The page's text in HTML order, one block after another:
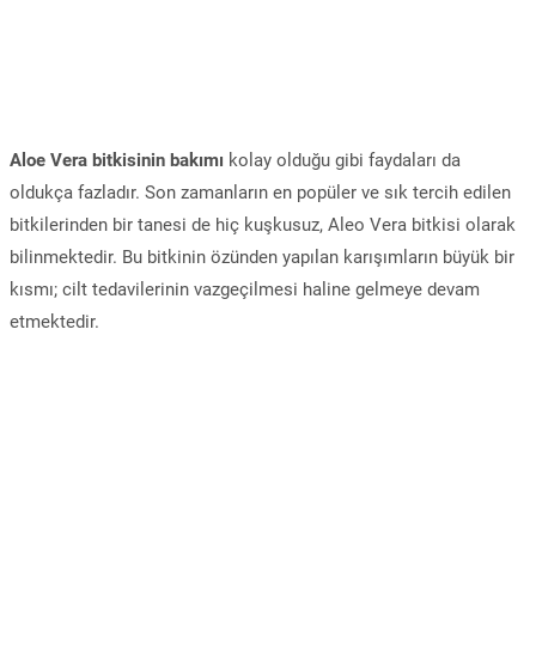
Aloe Vera bitkisinin bakımı kolay olduğu gibi faydaları da
oldukça fazladır. Son zamanların en popüler ve sık tercih edilen
bitkilerinden bir tanesi de hiç kuşkusuz, Aleo Vera bitkisi olarak
bilinmektedir. Bu bitkinin özünden yapılan karışımların büyük bir
kısmı; cilt tedavilerinin vazgeçilmesi haline gelmeye devam
etmektedir.